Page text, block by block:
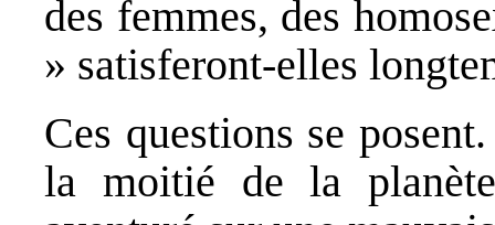
des femmes, des
» satisferont-elles
Ces questions se
la moitié de la